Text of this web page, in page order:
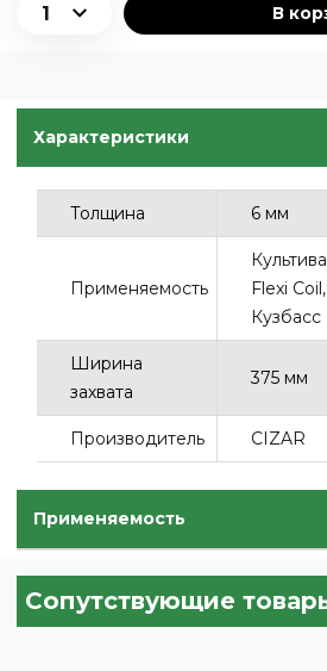
В
Характеристики
Толщина 6 мм
Применяемость
Flexi
Кузбасс
Ширина
захвата
375 мм
Производитель CIZAR
Применяемость
Сопутствующие